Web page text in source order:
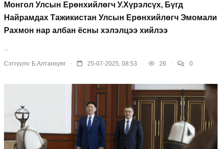
Монгол Улсын Ерөнхийлөгч У.Хүрэлсүх, Бүгд
Найрамдах Тажикистан Улсын Ерөнхийлөгч Эмомали
Рахмон нар албан ёсны хэлэлцээ хийлээ
Сэтгүүлч: Б.Алтанхуяг . 25-07-2025, 08:53 . 26 . 0